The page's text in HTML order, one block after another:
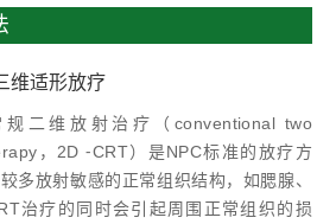
维适形放疗
二维放射治疗（conventional two
，2D ⁃CRT）是NPC标准的放疗方
多放射敏感的正常组织结构，如腮腺、
治疗的同时会引起周围正常组织的损